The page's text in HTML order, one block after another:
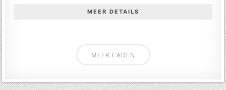
MEER DETAILS
MEER LADEN